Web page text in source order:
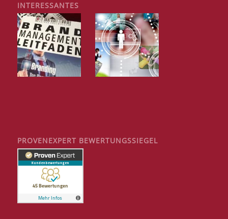
INTERESSANTES
PROVENEXPERT BEWERTUNGSSIEGEL